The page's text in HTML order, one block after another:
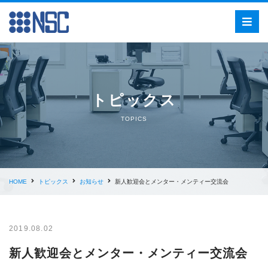
トピックス
TOPICS
HOME トピックス お知らせ 新人歓迎会とメンター・メンティー交流会
2019.08.02
新人歓迎会とメンター・メンティー交流会